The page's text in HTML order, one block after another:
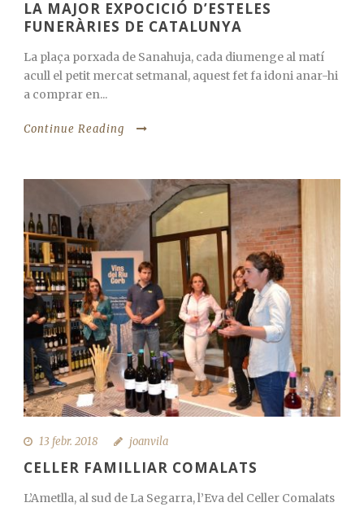
LA MAJOR EXPOCICIÓ D’ESTELES
FUNERÀRIES DE CATALUNYA
La plaça porxada de Sanahuja, cada diumenge al matí
acull el petit mercat setmanal, aquest fet fa idoni anar-hi
a comprar en...
Continue Reading
13 febr. 2018 joanvila
CELLER FAMILLIAR COMALATS
L’Ametlla, al sud de La Segarra, l’Eva del Celler Comalats